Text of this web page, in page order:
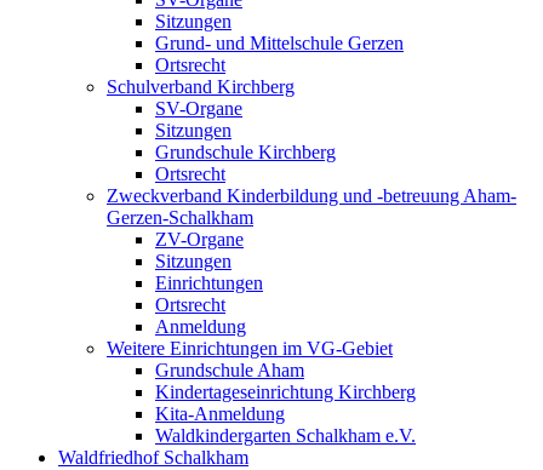
Sitzungen
Grund- und Mittelschule Gerzen
Ortsrecht
Schulverband Kirchberg
SV-Organe
Sitzungen
Grundschule Kirchberg
Ortsrecht
Zweckverband Kinderbildung und -betreuung Aham-
Gerzen-Schalkham
ZV-Organe
Sitzungen
Einrichtungen
Ortsrecht
Anmeldung
Weitere Einrichtungen im VG-Gebiet
Grundschule Aham
Kindertageseinrichtung Kirchberg
Kita-Anmeldung
Waldkindergarten Schalkham e.V.
Waldfriedhof Schalkham